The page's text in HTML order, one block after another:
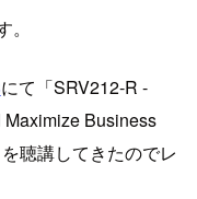
にて「SRV212-R -
Business
聴講してきたのでレ